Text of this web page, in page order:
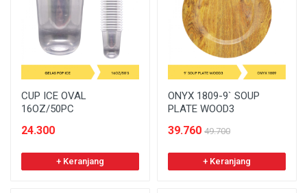
CUP ICE OVAL
16OZ/50PC
24.300
+ Keranjang
ONYX 1809-9` SOUP
PLATE WOOD3
39.760 49.700
+ Keranjang